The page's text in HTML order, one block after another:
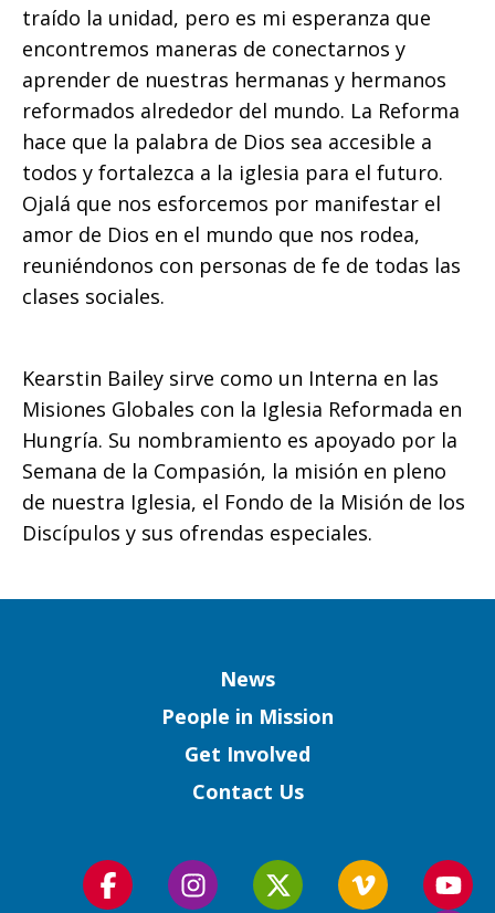
traído la unidad, pero es mi esperanza que
encontremos maneras de conectarnos y
aprender de nuestras hermanas y hermanos
reformados alrededor del mundo. La Reforma
hace que la palabra de Dios sea accesible a
todos y fortalezca a la iglesia para el futuro.
Ojalá que nos esforcemos por manifestar el
amor de Dios en el mundo que nos rodea,
reuniéndonos con personas de fe de todas las
clases sociales.
Kearstin Bailey sirve como un Interna en las
Misiones Globales con la Iglesia Reformada en
Hungría. Su nombramiento es apoyado por la
Semana de la Compasión, la misión en pleno
de nuestra Iglesia, el Fondo de la Misión de los
Discípulos y sus ofrendas especiales.
News
People in Mission
Get Involved
Contact Us
Follow
Follow
Follow
Follow